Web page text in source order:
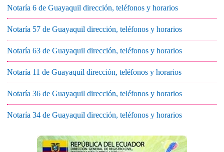
Notaría 6 de Guayaquil dirección, teléfonos y horarios
Notaría 57 de Guayaquil dirección, teléfonos y horarios
Notaría 63 de Guayaquil dirección, teléfonos y horarios
Notaría 11 de Guayaquil dirección, teléfonos y horarios
Notaría 36 de Guayaquil dirección, teléfonos y horarios
Notaría 34 de Guayaquil dirección, teléfonos y horarios